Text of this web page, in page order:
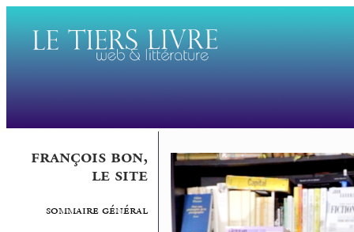
françois bon,
le site
sommaire général